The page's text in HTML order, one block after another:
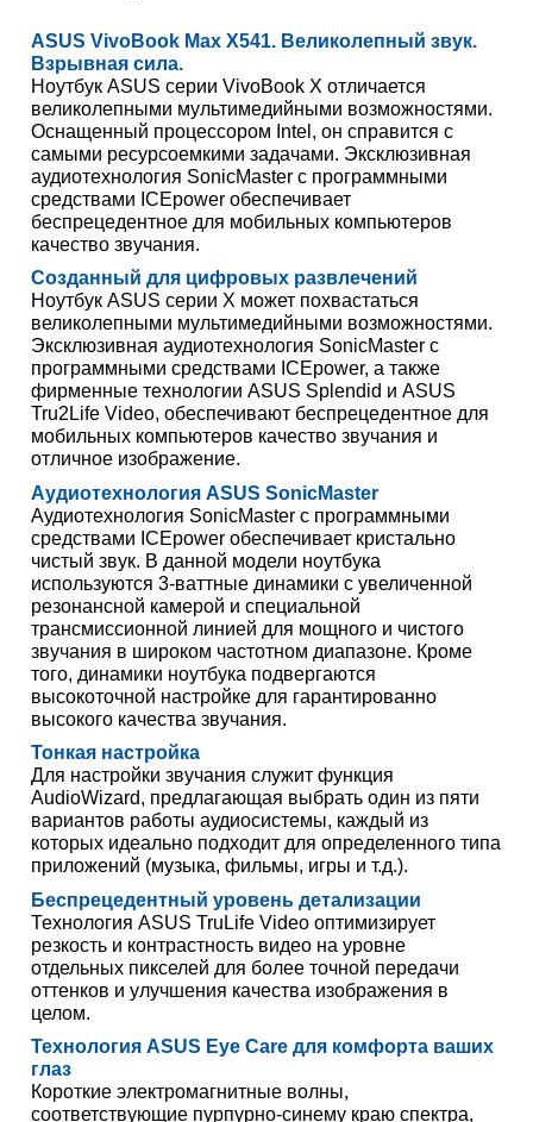
ASUS VivoBook Max X541. Великолепный звук.
Взрывная сила.
Ноутбук ASUS серии VivoBook X отличается
великолепными мультимедийными возможностями.
Оснащенный процессором Intel, он справится с
самыми ресурсоемкими задачами. Эксклюзивная
аудиотехнология SonicMaster с программными
средствами ICEpower обеспечивает
беспрецедентное для мобильных компьютеров
качество звучания.
Созданный для цифровых развлечений
Ноутбук ASUS серии X может похвастаться
великолепными мультимедийными возможностями.
Эксклюзивная аудиотехнология SonicMaster с
программными средствами ICEpower, а также
фирменные технологии ASUS Splendid и ASUS
Tru2Life Video, обеспечивают беспрецедентное для
мобильных компьютеров качество звучания и
отличное изображение.
Аудиотехнология ASUS SonicMaster
Аудиотехнология SonicMaster с программными
средствами ICEpower обеспечивает кристально
чистый звук. В данной модели ноутбука
используются 3-ваттные динамики с увеличенной
резонансной камерой и специальной
трансмиссионной линией для мощного и чистого
звучания в широком частотном диапазоне. Кроме
того, динамики ноутбука подвергаются
высокоточной настройке для гарантированно
высокого качества звучания.
Тонкая настройка
Для настройки звучания служит функция
AudioWizard, предлагающая выбрать один из пяти
вариантов работы аудиосистемы, каждый из
которых идеально подходит для определенного типа
приложений (музыка, фильмы, игры и т.д.).
Беспрецедентный уровень детализации
Технология ASUS TruLife Video оптимизирует
резкость и контрастность видео на уровне
отдельных пикселей для более точной передачи
оттенков и улучшения качества изображения в
целом.
Технология ASUS Eye Care для комфорта ваших
глаз
Короткие электромагнитные волны,
соответствующие пурпурно-синему краю спектра,